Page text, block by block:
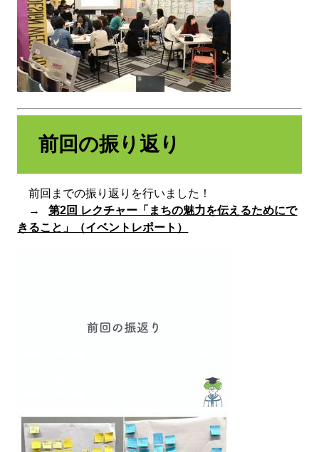
前回の振り返り
前回までの振り返りを行いました！
→
第2回 レクチャー「まちの魅力を伝えるためにで
きること」（イベントレポート）